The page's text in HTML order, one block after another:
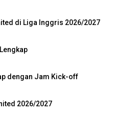
di Liga Inggris 2026/2027
dengan Jam Kick-off
2026/2027